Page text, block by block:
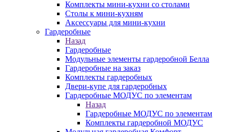
Комплекты мини-кухни со столами
Столы к мини-кухням
Аксессуары для мини-кухни
Гардеробные
Назад
Гардеробные
Модульные элементы гардеробной Белла
Гардеробные на заказ
Комплекты гардеробных
Двери-купе для гардеробных
Гардеробные МОДУС по элементам
Назад
Гардеробные МОДУС по элементам
Комплекты гардеробной МОДУС